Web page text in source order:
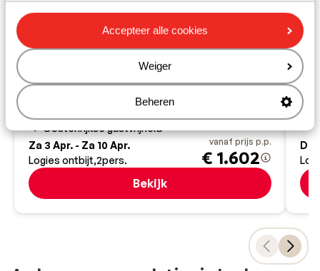
Accepteer alle cookies
Weiger
Beheren
8.8 Fantastisch
Hotel Antonius
Oostenrijk
Charmant familiehotel
Skiliften op loopafstand
Oostenrijkse gastvrijheid
Za 3 Apr. - Za 10 Apr.
Logies ontbijt 2pers.
vanaf prijs p.p.
€ 1.602
Bekijk
Do